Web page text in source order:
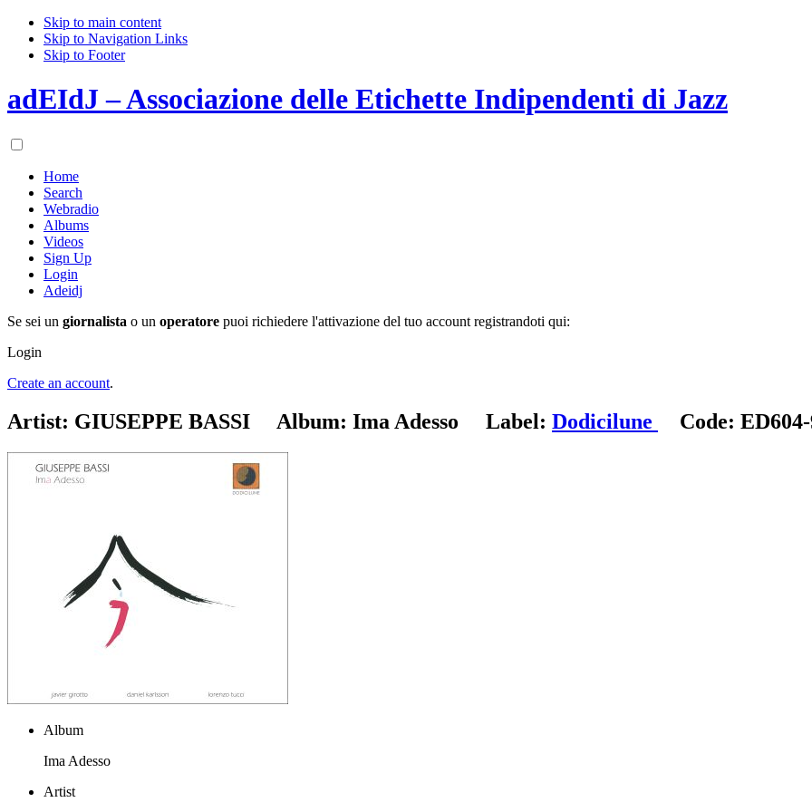
Skip to main content
Skip to Navigation Links
Skip to Footer
adEIdJ – Associazione delle Etichette Indipendenti di Jazz
Home
Search
Webradio
Albums
Videos
Sign Up
Login
Adeidj
Se sei un giornalista o un operatore puoi richiedere l'attivazione del tuo account registrandoti qui:
Login
Create an account.
Artist: GIUSEPPE BASSI Album: Ima Adesso Label: Dodicilune Code:
Album
Ima Adesso
Artist